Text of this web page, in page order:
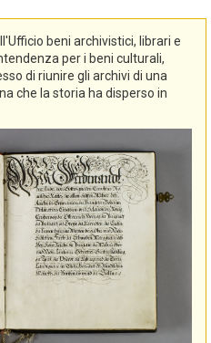
beni archivistici, librari e
per i beni culturali,
di riunire gli archivi di una
che la storia ha disperso in